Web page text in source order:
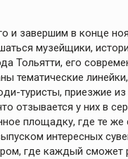
и завершим в конце
музейщики,
Тольятти, его
тематические
туристы, приезжие из
отзывается у них в
площадку, где те
интересных
где каждый сможет